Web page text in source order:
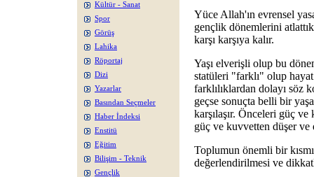
Kültür - Sanat
Spor
Görüş
Lahika
Röportaj
Dizi
Yazarlar
Basından Seçmeler
Haber İndeksi
Enstitü
Eğitim
Bilişim - Teknik
Gençlik
Yüce Allah'ın evrensel
gençlik dönemlerini
karşı karşıya kalır.
Yaşı elverişli olup bu
statüleri "farklı" olup
farklılıklardan dolayı söz
geçse sonuçta belli bir
karşılaşır. Önceleri güç
güç ve kuvvetten düşer ve
Toplumun önemli bir
değerlendirilmesi ve